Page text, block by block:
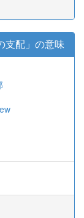
支配」の意味